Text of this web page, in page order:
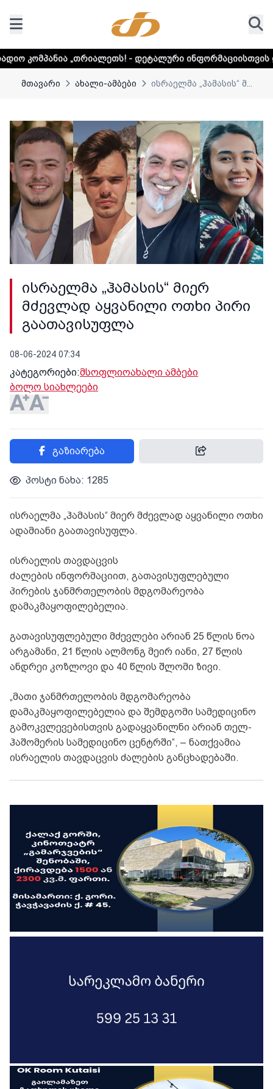
- დეტალური ინფორმაციისთვის დააკლიკეთ
მთავარი ახალი-ამბები ისრაელმა „ჰამასის“ მ...
ისრაელმა „ჰამასის“ მიერ
მძევლად აყვანილი ოთხი პირი
გაათავისუფლა
08-06-2024 07:34
კატეგორიები:მსოფლიოახალი ამბები
ბოლო სიახლეები
გაზიარება
პოსტი ნახა: 1285
ისრაელმა „ჰამასის“ მიერ მძევლად აყვანილი ოთხი
ადამიანი გაათავისუფლა.
ისრაელის თავდაცვის
ძალების ინფორმაციით, გათავისუფლებული
პირების ჯანმრთელობის მდგომარეობა
დამაკმაყოფილებელია.
გათავისუფლებული მძევლები არიან 25 წლის ნოა
არგამანი, 21 წლის ალმონგ მეირ იანი, 27 წლის
ანდრეი კოზლოვი და 40 წლის შლომი ზივი.
„მათი ჯანმრთელობის მდგომარეობა
დამაკმაყოფილებელია და შემდგომი სამედიცინო
გამოკვლევებისთვის გადაყვანილნი არიან თელ-
ჰაშომერის სამედიცინო ცენტრში“, – ნათქვამია
ისრაელის თავდაცვის ძალების განცხადებაში.